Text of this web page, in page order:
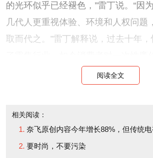
的光环似乎已经褪色，”雷丁说。“因
几代人更重视体验、环境和人权问题
取而代之。”雷丁解释说，过去十年
遇下滑。雷丁以采用直销模式的天才
例，说明产品质量更好的新兴服饰零
年景。尽管传说中的断舍离有种种好
阅读全文
相关阅读：
奈飞原创内容今年增长88%，但传统电视节目依
要时尚，不要污染